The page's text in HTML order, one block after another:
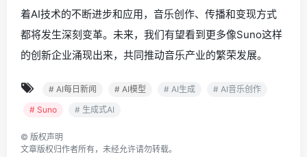
着AI技术的不断进步和应用，音乐创作、传播和变现方式
都将发生深刻变革。未来，我们有望看到更多像Suno这样
的创新企业涌现出来，共同推动音乐产业的繁荣发展。
# AI每日新闻 # AI模型 # AI生成
# AI音乐创作
# Suno
# 生成式AI
© 版权声明
文章版权归作者所有，未经允许请勿转载。